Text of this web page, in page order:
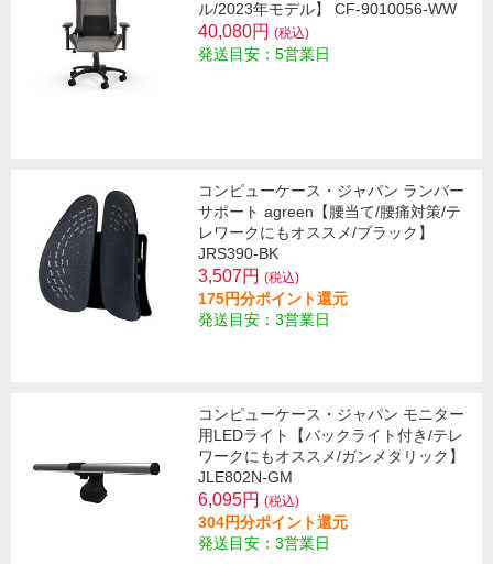
ル/2023年モデル】 CF-9010056-WW
40,080円 (税込)
発送目安：5営業日
コンピューケース・ジャパン ランバー
サポート agreen【腰当て/腰痛対策/テ
レワークにもオススメ/ブラック】
JRS390-BK
3,507円 (税込)
175円分ポイント還元
発送目安：3営業日
コンピューケース・ジャパン モニター
用LEDライト【バックライト付き/テレ
ワークにもオススメ/ガンメタリック】
JLE802N-GM
6,095円 (税込)
304円分ポイント還元
発送目安：3営業日